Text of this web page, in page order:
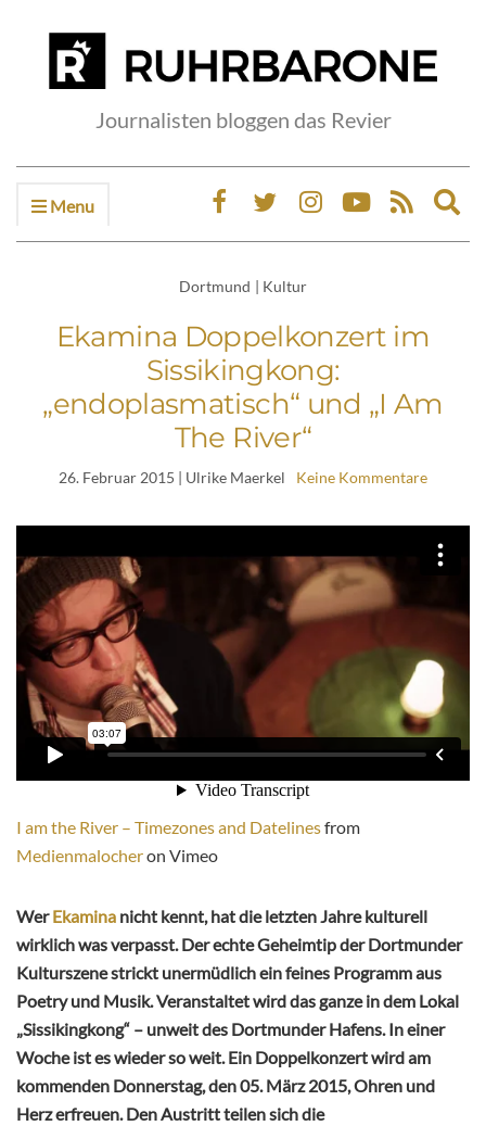
Journalisten bloggen das Revier
Menu
Dortmund | Kultur
Ekamina Doppelkonzert im
Sissikingkong:
„endoplasmatisch“ und „I Am
The River“
26. Februar 2015 | Ulrike Maerkel Keine Kommentare
I am the River – Timezones and Datelinesfrom
Medienmalocheron Vimeo
WerEkamina nicht kennt, hat die letzten Jahre kulturell
wirklich was verpasst. Der echte Geheimtip der Dortmunder
Kulturszene strickt unermüdlich ein feines Programm aus
Poetry und Musik. Veranstaltet wird das ganze in dem Lokal
„Sissikingkong“ – unweit des Dortmunder Hafens. In einer
Woche ist es wieder so weit. Ein Doppelkonzert wird am
kommenden Donnerstag, den 05. März 2015, Ohren und
Herz erfreuen. Den Austritt teilen sich die